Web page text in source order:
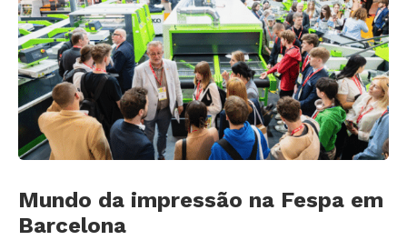
Mundo da impressão na Fespa em
Barcelona